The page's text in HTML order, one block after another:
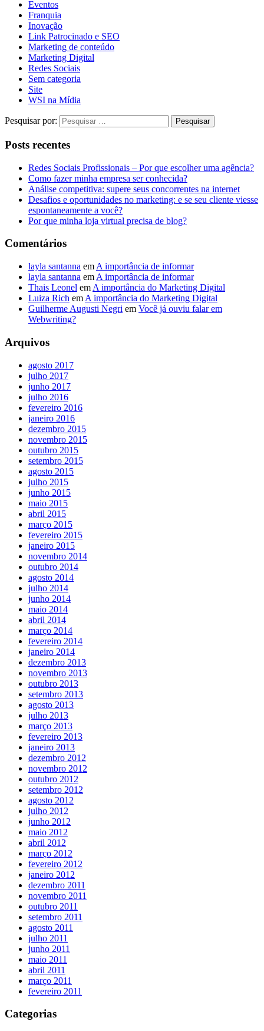
Eventos
Franquia
Inovação
Link Patrocinado e SEO
Marketing de conteúdo
Marketing Digital
Redes Sociais
Sem categoria
Site
WSI na Mídia
Pesquisar por:
Posts recentes
Redes Sociais Profissionais – Por que escolher uma agência?
Como fazer minha empresa ser conhecida?
Análise competitiva: supere seus concorrentes na internet
Desafios e oportunidades no marketing: e se seu cliente viesse
espontaneamente a você?
Por que minha loja virtual precisa de blog?
Comentários
layla santanna em A importância de informar
layla santanna em A importância de informar
Thais Leonel em A importância do Marketing Digital
Luiza Rich em A importância do Marketing Digital
Guilherme Augusti Negri em Você já ouviu falar em
Webwriting?
Arquivos
agosto 2017
julho 2017
junho 2017
julho 2016
fevereiro 2016
janeiro 2016
dezembro 2015
novembro 2015
outubro 2015
setembro 2015
agosto 2015
julho 2015
junho 2015
maio 2015
abril 2015
março 2015
fevereiro 2015
janeiro 2015
novembro 2014
outubro 2014
agosto 2014
julho 2014
junho 2014
maio 2014
abril 2014
março 2014
fevereiro 2014
janeiro 2014
dezembro 2013
novembro 2013
outubro 2013
setembro 2013
agosto 2013
julho 2013
março 2013
fevereiro 2013
janeiro 2013
dezembro 2012
novembro 2012
outubro 2012
setembro 2012
agosto 2012
julho 2012
junho 2012
maio 2012
abril 2012
março 2012
fevereiro 2012
janeiro 2012
dezembro 2011
novembro 2011
outubro 2011
setembro 2011
agosto 2011
julho 2011
junho 2011
maio 2011
abril 2011
março 2011
fevereiro 2011
Categorias